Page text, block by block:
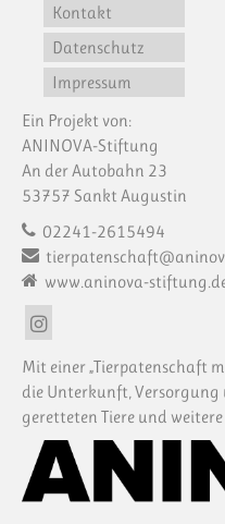
Kontakt
Datenschutz
Impressum
Ein Projekt von:
ANINOVA-Stiftung
An der Autobahn 23
53757 Sankt Augustin
02241-2615494
www.aninova-
Mit einer „Tierpatenschaft
die Unterkunft,
geretteten Tiere und